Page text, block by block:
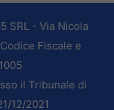
SRL - Via Nicola
Fiscale e
il Tribunale di
12/2021